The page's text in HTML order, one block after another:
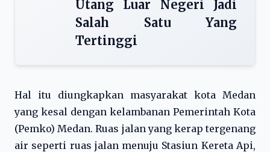
Utang Luar Negeri Jadi
Salah Satu Yang
Tertinggi
Hal itu diungkapkan masyarakat kota Medan
yang kesal dengan kelambanan Pemerintah Kota
(Pemko) Medan. Ruas jalan yang kerap tergenang
air seperti ruas jalan menuju Stasiun Kereta Api,